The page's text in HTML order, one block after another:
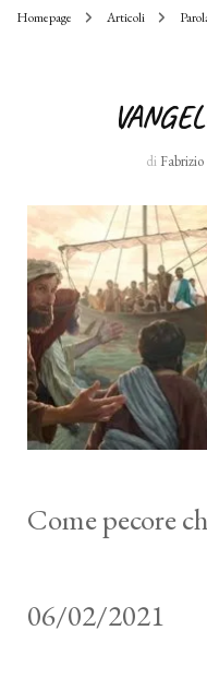
Homepage Articoli
di Fabrizio
Come pecore
06/02/2021